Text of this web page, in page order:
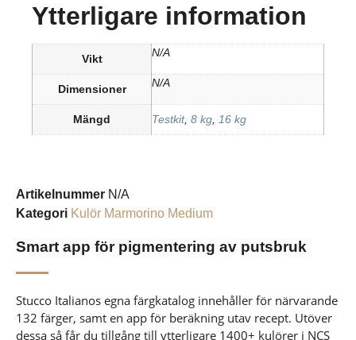
Ytterligare information
Vikt N/A
Dimensioner N/A
Mängd Testkit, 8 kg 16 kg
Artikelnummer N/A
Kategori Kulör Marmorino Medium
Smart app för pigmentering av putsbruk
Stucco Italianos egna färgkatalog innehåller för närvarande
132 färger, samt en app för beräkning utav recept. Utöver
dessa så får du tillgång till ytterligare 1400+ kulörer i NCS